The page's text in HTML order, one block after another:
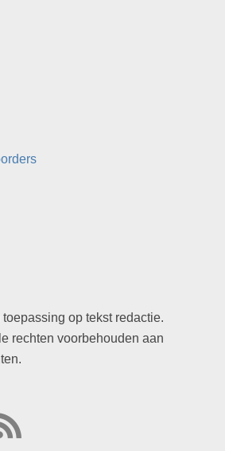
op tekst redactie.
rechten voorbehouden aan